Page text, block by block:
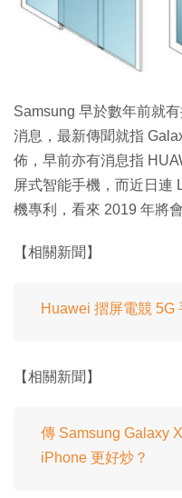
Samsung 早於數年前就
消息，最新傳聞就指
佈，早前亦有消息指
屏式智能手機，而近日連
機專利，看來 2019 年將
【相關新聞】
Huawei 摺屏電競 5G
【相關新聞】
傳 Samsung Galaxy
iPhone 更好炒？